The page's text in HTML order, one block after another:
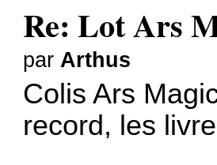
Re: Lot Ars
par Arthus
Colis Ars
record, les